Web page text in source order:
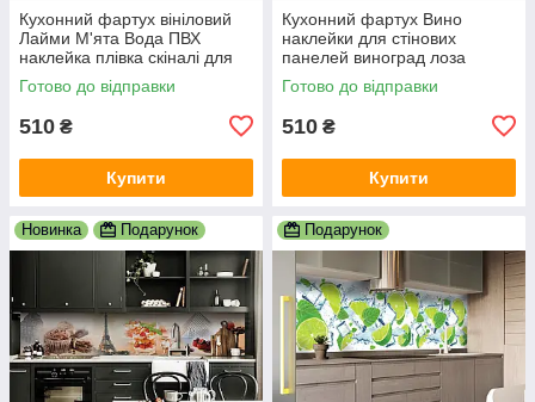
Кухонний фартух вініловий
Лайми М'ята Вода ПВХ
наклейка плівка скіналі для
кухні цитруси зелений
600х2000 мм
Готово до відправки
510 ₴
Купити
Кухонний фартух Вино
наклейки для стінових
панелей виноград лоза
пляшки плівка для кухні
600х2000 мм
Готово до відправки
510 ₴
Купити
Новинка Подарунок Подарунок